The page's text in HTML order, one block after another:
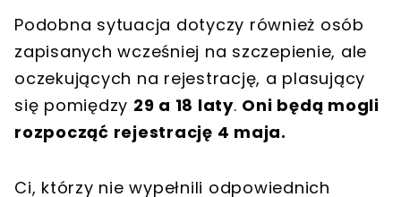
Podobna sytuacja dotyczy również osób
zapisanych wcześniej na szczepienie, ale
oczekujących na rejestrację, a plasujący
się pomiędzy 29 a 18 laty. Oni będą mogli
rozpocząć rejestrację 4 maja.
Ci, którzy nie wypełnili odpowiednich